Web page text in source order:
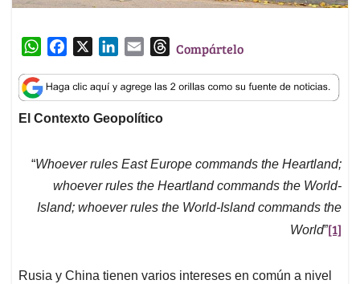
W
a
t
s
p
c
e
b
o
k
n
k
e
n
a
i
l
T
r
e
s
Compártelo
El Contexto Geopolítico
“Whoever rules East Europe commands the Heartland;
whoever rules the Heartland commands the World-
Island; whoever rules the World-Island commands the
World”[1]
Rusia y China tienen varios intereses en común a nivel